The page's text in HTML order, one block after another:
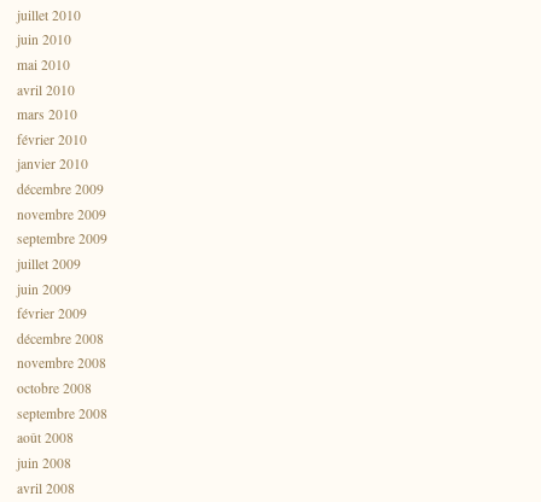
juillet 2010
juin 2010
mai 2010
avril 2010
mars 2010
février 2010
janvier 2010
décembre 2009
novembre 2009
septembre 2009
juillet 2009
juin 2009
février 2009
décembre 2008
novembre 2008
octobre 2008
septembre 2008
août 2008
juin 2008
avril 2008